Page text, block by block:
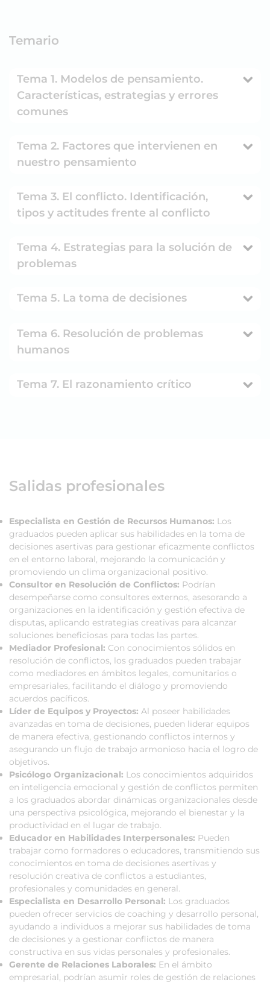
Temario
Tema 1. Modelos de pensamiento.
Características, estrategias y errores
comunes
Tema 2. Factores que intervienen en
nuestro pensamiento
Tema 3. El conflicto. Identificación,
tipos y actitudes frente al conflicto
Tema 4. Estrategias para la solución de
problemas
Tema 5. La toma de decisiones
Tema 6. Resolución de problemas
humanos
Tema 7. El razonamiento crítico
Salidas profesionales
Especialista en Gestión de Recursos Humanos: Los
graduados pueden aplicar sus habilidades en la toma de
decisiones asertivas para gestionar eficazmente conflictos
en el entorno laboral, mejorando la comunicación y
promoviendo un clima organizacional positivo.
Consultor en Resolución de Conflictos: Podrían
desempeñarse como consultores externos, asesorando a
organizaciones en la identificación y gestión efectiva de
disputas, aplicando estrategias creativas para alcanzar
soluciones beneficiosas para todas las partes.
Mediador Profesional: Con conocimientos sólidos en
resolución de conflictos, los graduados pueden trabajar
como mediadores en ámbitos legales, comunitarios o
empresariales, facilitando el diálogo y promoviendo
acuerdos pacíficos.
Líder de Equipos y Proyectos: Al poseer habilidades
avanzadas en toma de decisiones, pueden liderar equipos
de manera efectiva, gestionando conflictos internos y
asegurando un flujo de trabajo armonioso hacia el logro de
objetivos.
Psicólogo Organizacional: Los conocimientos adquiridos
en inteligencia emocional y gestión de conflictos permiten
a los graduados abordar dinámicas organizacionales desde
una perspectiva psicológica, mejorando el bienestar y la
productividad en el lugar de trabajo.
Educador en Habilidades Interpersonales: Pueden
trabajar como formadores o educadores, transmitiendo sus
conocimientos en toma de decisiones asertivas y
resolución creativa de conflictos a estudiantes,
profesionales y comunidades en general.
Especialista en Desarrollo Personal: Los graduados
pueden ofrecer servicios de coaching y desarrollo personal,
ayudando a individuos a mejorar sus habilidades de toma
de decisiones y a gestionar conflictos de manera
constructiva en sus vidas personales y profesionales.
Gerente de Relaciones Laborales: En el ámbito
empresarial, podrían asumir roles de gestión de relaciones